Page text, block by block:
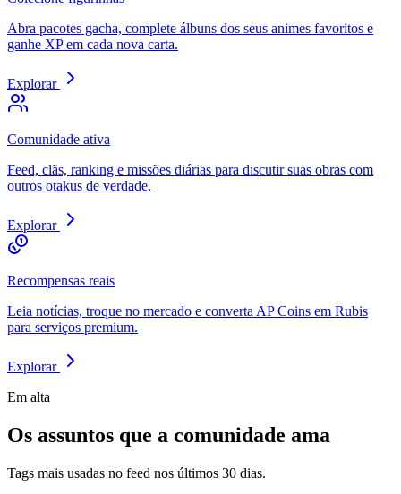
Abra pacotes gacha, complete álbuns dos seus animes favoritos e
ganhe XP em cada nova carta.
Explorar
Comunidade ativa
Feed, clãs, ranking e missões diárias para discutir suas obras com
outros otakus de verdade.
Explorar
Recompensas reais
Leia notícias, troque no mercado e converta AP Coins em Rubis
para serviços premium.
Explorar
Em alta
Os assuntos que a comunidade ama
Tags mais usadas no feed nos últimos 30 dias.